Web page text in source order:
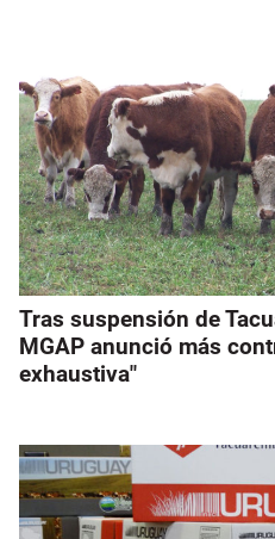
Tras suspensión de
MGAP anunció más
exhaustiva"